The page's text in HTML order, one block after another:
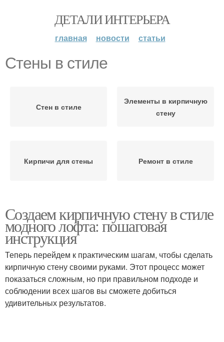
ДЕТАЛИ ИНТЕРЬЕРА
главная новости статьи
Стены в стиле
Стен в стиле
Элементы в кирпичную
стену
Кирпичи для стены Ремонт в стиле
Создаем кирпичную стену в стиле
модного лофта: пошаговая
инструкция
Теперь перейдем к практическим шагам, чтобы сделать
кирпичную стену своими руками. Этот процесс может
показаться сложным, но при правильном подходе и
соблюдении всех шагов вы сможете добиться
удивительных результатов.